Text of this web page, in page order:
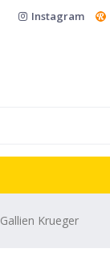
Instagram
Gallien Krueger